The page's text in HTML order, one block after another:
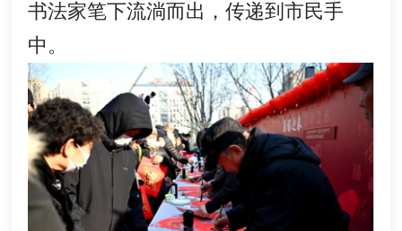
书法家笔下流淌而出，传递到市民手
中。